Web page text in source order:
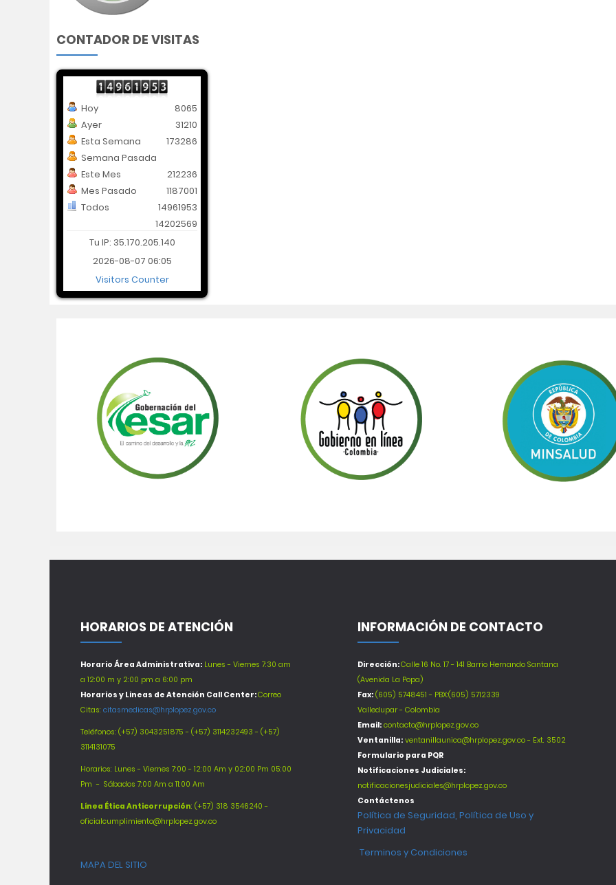
CONTADOR DE VISITAS
Hoy
Ayer
Esta Semana
Semana Pasada
Este Mes
Mes Pasado
Todos
8065
31210
173286
14202569
212236
1187001
14961953
Tu IP: 35.170.205.140
2026-08-07 06:05
Visitors Counter
HORARIOS DE ATENCIÓN
Horario Área Administrativa: Lunes - Viernes 7:30 am
a 12:00 m y 2:00 pm a 6:00 pm
Horarios y Lineas de Atención Call Center:Correo
Citas: citasmedicas@hrplopez.gov.co
Teléfonos: (+57) 3043251875 - (+57) 3114232493 - (+57)
3114131075
Horarios: Lunes - Viernes 7:00 - 12:00 Am y 02:00 Pm 05:00
Pm - Sábados 7:00 Am a 11:00 Am
Línea Ética Anticorrupción: (+57) 318 3546240 -
oficialcumplimiento@hrplopez.gov.co
MAPA DEL SITIO
INFORMACIÓN DE CONTACTO
Dirección:Calle 16 No. 17 - 141 Barrio Hernando Santana
(Avenida La Popa)
Fax: (605) 5748451 - PBX:(605) 5712339
Valledupar - Colombia
Email: contacto@hrplopez.gov.co
Ventanilla: ventanillaunica@hrplopez.gov.co - Ext. 3502
Formulario para PQR
Notificaciones Judiciales:
notificacionesjudiciales@hrplopez.gov.co
Contáctenos
Política de Seguridad, Política de Uso y
Privacidad
Terminos y Condiciones